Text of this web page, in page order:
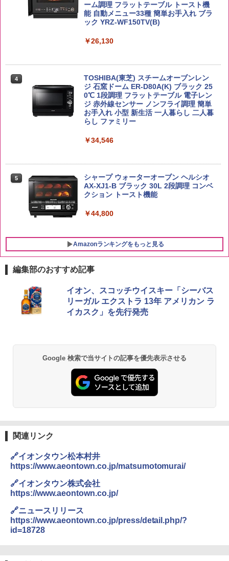
￥2,680
￥3,396
by Amazon 新潟県産 新潟のお米 無洗米
￥4,939
容量 4リットル
￥4,345
白州 Story of the Distillery 2026 化粧箱
￥20,000
￥2,323
らに塩分控えめ 78g×12個
￥2,989
家系醤油豚骨 3食パック 130g×3食
￥341
ーム調理 フラットテーブル トースト機
能 自動メニュー33種 簡単お手入れ ブラ
ック YRZ-WF150TV(B)
￥26,130
4
TOSHIBA(東芝) スチームオーブンレン
ジ 石窯ドーム ER-D80A(K) ブラック 25
0℃ 1段調理 フラットテーブル 電子レン
ジ 赤外線センサー ノンフライ調理 簡単
お手入れ 小型 新生活 一人暮らし 二人暮
らし ファミリー
￥34,546
5
シャープ ウォーターオーブン ヘルシオ
AX-XJ1-B ブラック 30L 2段調理 コンベ
クション トースト機能
￥44,800
Amazonランキングをもっと見る
編集部のおすすめ記事
イオン、スコッチウイスキー「シーバス
リーガル エクストラ 13年 アメリカン ラ
イカスク」を先行発売
Google 検索で当サイトの記事を優先表示させる
関連リンク
🔗イオンタウン松本村井
https://www.aeontown.co.jp/matsumotomurai/
🔗イオンタウン株式会社
https://www.aeontown.co.jp/
🔗ニュースリリース
https://www.aeontown.co.jp/press/detail.php/?
id=18728